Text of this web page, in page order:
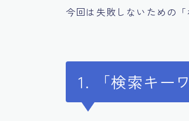
今回は失敗しないための
1. 「検索キー